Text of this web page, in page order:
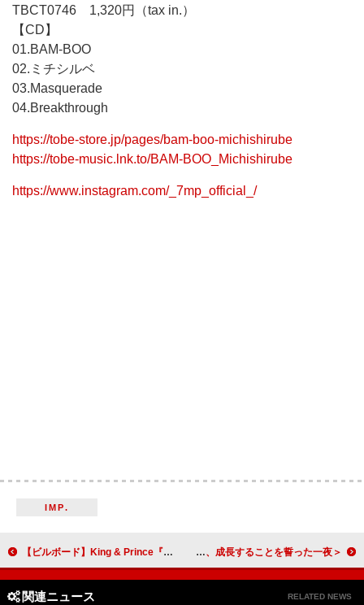
TBCT0746 1,320円（tax in.）
【CD】
01.BAM-BOO
02.ミチシルベ
03.Masquerade
04.Breakthrough
https://tobe-store.jp/pages/bam-boo-michishirube
https://tobe-music.lnk.to/BAM-BOO_Michishirube
https://www.instagram.com/_7mp_official_/
IMP.
【ビルボード】King & Prince『Re:ERA』23万枚超えでアルバム・セールス首位 ＜ライブレポート＞UN1CONが初のファンミーティングを開催 ファンとともに歩み、成長することを誓った一夜
関連ニュース RELATED NEWS